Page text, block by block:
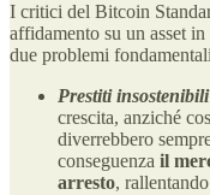
I critici del Bitcoin
affidamento su un asset
due problemi
Prestiti insostenibili
crescita, anziché
diverrebbero
conseguenza il
arresto,